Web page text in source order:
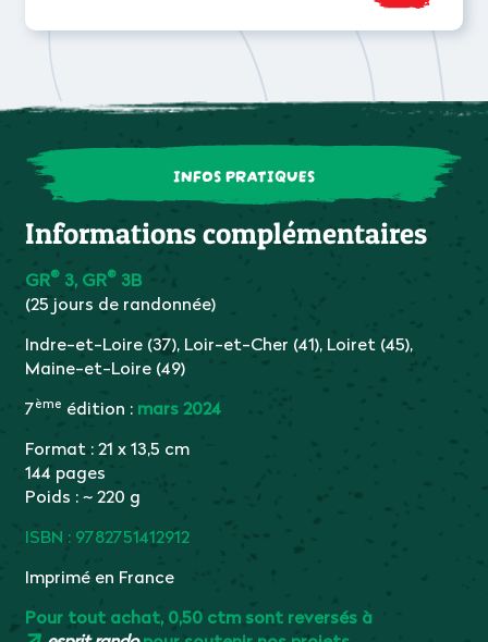
INFOS PRATIQUES
Informations complémentaires
GR® 3, GR® 3B
(25 jours de randonnée)
Indre-et-Loire (37), Loir-et-Cher (41), Loiret (45),
Maine-et-Loire (49)
7ème édition : mars 2024
Format : 21 x 13,5 cm
144 pages
Poids : ~ 220 g
ISBN : 9782751412912
Imprimé en France
Pour tout achat, 0,50 ctm sont reversés à